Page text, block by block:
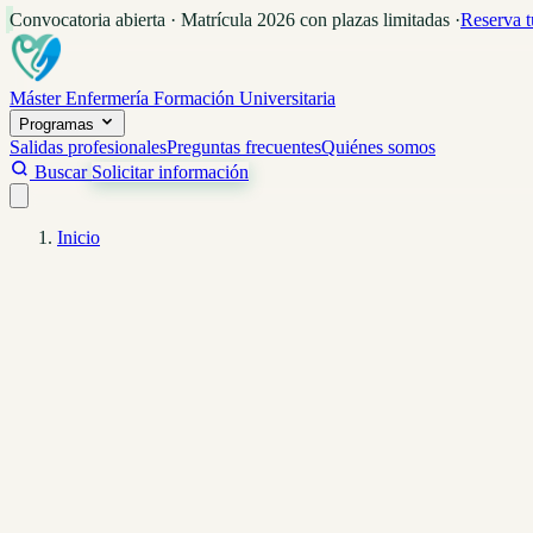
Convocatoria abierta · Matrícula 2026 con plazas limitadas ·Reserva
Máster Enfermería Formación Universitaria
Programas
Salidas profesionalesPreguntas frecuentesQuiénes somos
Buscar Solicitar información
Inicio